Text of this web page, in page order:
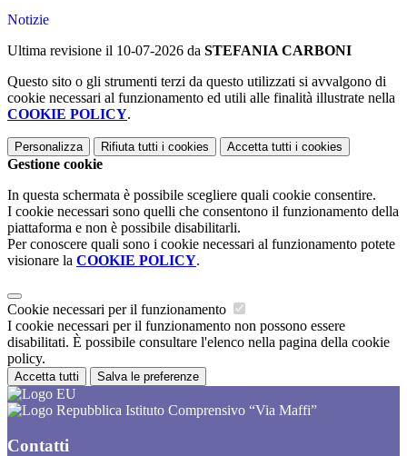
Notizie
Ultima revisione il 10-07-2026 da STEFANIA CARBONI
Questo sito o gli strumenti terzi da questo utilizzati si avvalgono di
cookie necessari al funzionamento ed utili alle finalità illustrate nella
COOKIE POLICY.
Personalizza Rifiuta tutti i cookies Accetta tutti i cookies
Gestione cookie
In questa schermata è possibile scegliere quali cookie consentire.
I cookie necessari sono quelli che consentono il funzionamento della
piattaforma e non è possibile disabilitarli.
Per conoscere quali sono i cookie necessari al funzionamento potete
visionare la COOKIE POLICY.
Cookie necessari per il funzionamento
I cookie necessari per il funzionamento non possono essere
disabilitati. È possibile consultare l'elenco nella pagina della cookie
policy.
Accetta tutti Salva le preferenze
Istituto Comprensivo “Via Maffi”
Contatti